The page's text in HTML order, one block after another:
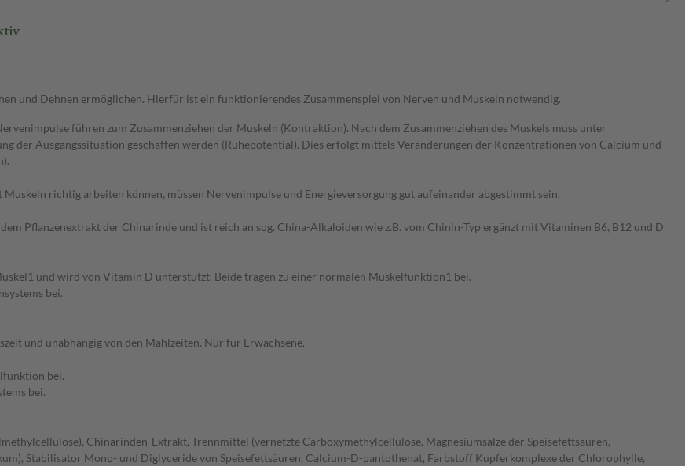
und Dehnen ermöglichen. Hierfür ist ein funktionierendes Zusammenspiel von Nerven und Muskeln notwendig.
führen zum Zusammenziehen der Muskeln (Kontraktion). Nach dem Zusammenziehen des Muskels muss unter
der Ausgangssituation geschaffen werden (Ruhepotential). Dies erfolgt mittels Veränderungen der Konzentrationen von Calcium und
richtig arbeiten können, müssen Nervenimpulse und Energieversorgung gut aufeinander abgestimmt sein.
Pflanzenextrakt der Chinarinde und ist reich an sog. China-Alkaloiden wie z.B. vom Chinin-Typ ergänzt mit Vitaminen B6, B12 und D
und wird von Vitamin D unterstützt. Beide tragen zu einer normalen Muskelfunktion1 bei.
bei.
und unabhängig von den Mahlzeiten. Nur für Erwachsene.
bei.
bei.
Chinarinden-Extrakt, Trennmittel (vernetzte Carboxymethylcellulose, Magnesiumsalze der Speisefettsäuren,
Stabilisator Mono- und Diglyceride von Speisefettsäuren, Calcium-D-pantothenat, Farbstoff Kupferkomplexe der Chlorophylle,